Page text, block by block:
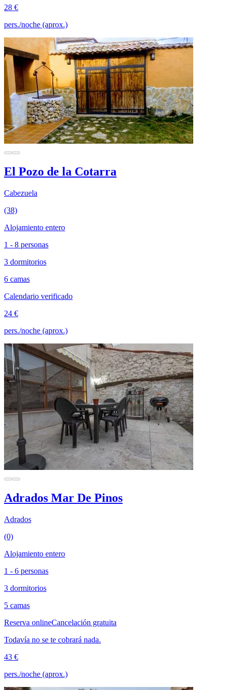
28 €
pers./noche (aprox.)
El Pozo de la Cotarra
Cabezuela
(38)
Alojamiento entero
1 - 8 personas
3 dormitorios
6 camas
Calendario verificado
24 €
pers./noche (aprox.)
Adrados Mar De Pinos
Adrados
(0)
Alojamiento entero
1 - 6 personas
3 dormitorios
5 camas
Reserva onlineCancelación gratuita
Todavía no se te cobrará nada.
43 €
pers./noche (aprox.)